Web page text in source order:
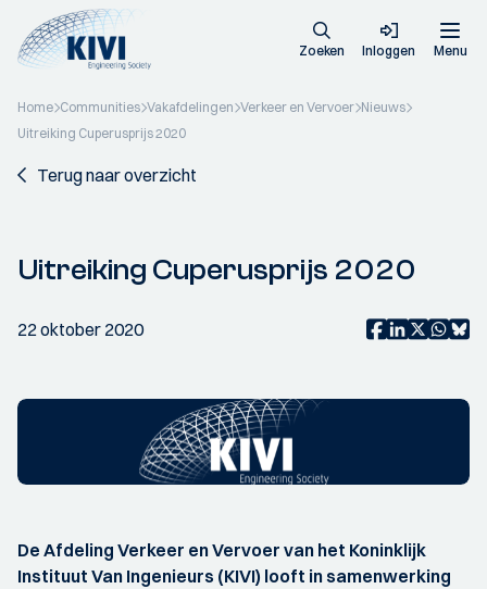
Zoeken Inloggen Menu
Home Communities Vakafdelingen Verkeer en Vervoer Nieuws
Uitreiking Cuperusprijs 2020
Terug naar overzicht
Uitreiking Cuperusprijs 2020
22 oktober 2020
De Afdeling Verkeer en Vervoer van het Koninklijk
Instituut Van Ingenieurs (KIVI) looft in samenwerking